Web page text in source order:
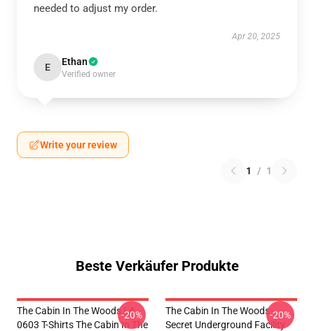
needed to adjust my order.
Apr 20, 2025
E Ethan
Verified owner
Write your review
1 / 1
Beste Verkäufer Produkte
The Cabin In The Woods LA
0603 T-Shirts The Cabin In The
-20%
The Cabin In The Woods -
Secret Underground Facility
-20%